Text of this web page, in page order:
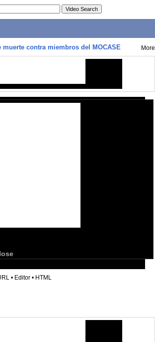
muerte contra miembros del MOCASE More
• Editor • HTML